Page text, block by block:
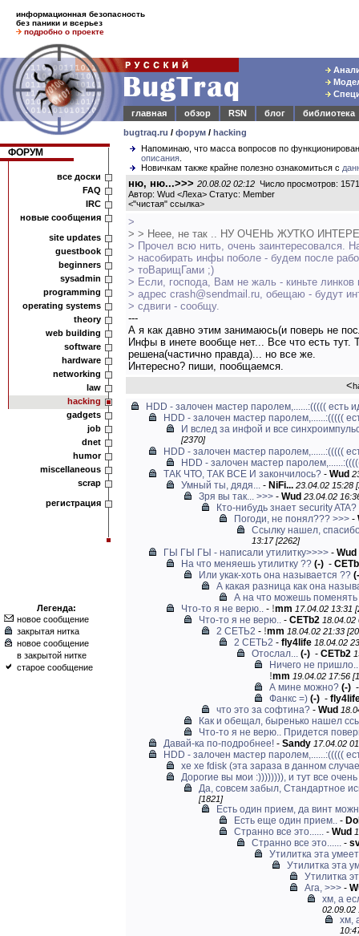
информационная безопасность
без паники и всерьез
подробно о проекте
главная
обзор RSN блог
библиотека
bugtraq.ru / форум / hacking
ФОРУМ
все доски
FAQ
IRC
новые сообщения
site updates
guestbook
beginners
sysadmin
programming
operating systems
theory
web building
software
hardware
networking
law
hacking
gadgets
job
dnet
humor
miscellaneous
scrap
регистрация
Легенда:
новое сообщение
закрытая нитка
новое сообщение
в закрытой нитке
старое сообщение
Напоминаю, что масса вопросов по
описания
Новичкам также крайне полезно ознакомиться с
ню, ню...>>> 20.08.02 02:12 Число просмотров: 1571
Автор: Wud <Леха> Статус: Member
<"чистая" ссылка>
>
> > Неее, не так .. НУ ОЧЕНЬ ЖУТКО
> Прочел всю нить, очень заинтересовался.
> насобирать инфы поболе - будем после
> тоВарищГами ;)
> Если, господа, Вам не жаль - киньте
> адрес crash@sendmail.ru, обещаю - будут
> сдвиги - сообщу.
---
А я как давно этим занимаюсь(и поверь не
Инфы в инете вообще нет... Все что есть тут.
решена(частично правда)... но все же.
Интересно? пиши, пообщаемся.
<
HDD - залочен мастер паролем,......:((((( есть
HDD - залочен мастер паролем,......:(((((
И вслед за инфой и все
[2370]
HDD - залочен мастер паролем,......:(((((
HDD - залочен мастер
ТАК ЧТО, ТАК ВСЕ И закончилось? - Wud
Умный ты, дядя... - NiFi... 23.04.02 15:28
Зря вы так... >>> - Wud 23.04.02
Кто-нибудь знает security ATA?
Погоди, не понял??? >>> -
Ссылку нашел,
13:17 [2262]
ГЫ ГЫ ГЫ - написали утилитку>>>> - Wud
На что меняешь утилитку ?? (-) -
Или укак-хоть она называется ??
А какая разница как она
А на что можешь поменять
Что-то я не верю.. - !mm 17.04.02 13:31
Что-то я не верю.. - CETb2 18.04.02
2 СЕТЬ2 - !mm 18.04.02 21:33
2 СЕТЬ2 - fly4life 18.04.02
Отослал... (-) - CETb2
Ничего не
!mm 19.04.02 17:56
А мине можно? (-)
Фанкс =) (-) -
что это за софтина? - Wud
Как и обещал, быренько нашел
Что-то я не верю.. Придется
Давай-ка по-подробнее! - Sandy 17.04.02
HDD - залочен мастер паролем,......:(((((
хе хе fdisk (эта зараза в данном
Дорогие вы мои :)))))))), и тут все
Да, совсем забыл, Стандартное
[1821]
Есть один прием, да винт
Есть еще один прием.. -
Странно все это...... - Wud
Странно все это...... -
Утилитка эта
Утилитка эта
Утилитка
Ага, >>> -
хм, а
02.09.02
хм,